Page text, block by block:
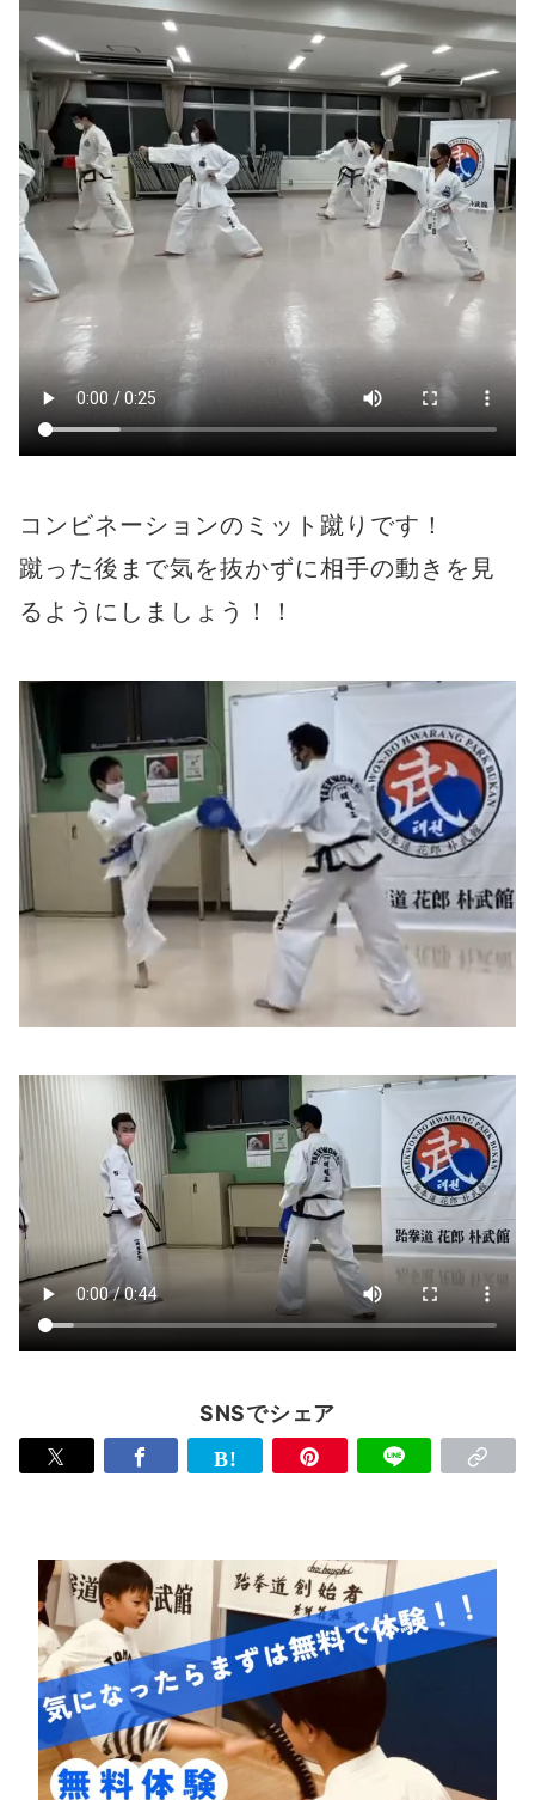
コンビネーションのミット蹴りです！
蹴った後まで気を抜かずに相手の動きを見
るようにしましょう！！
SNSでシェア